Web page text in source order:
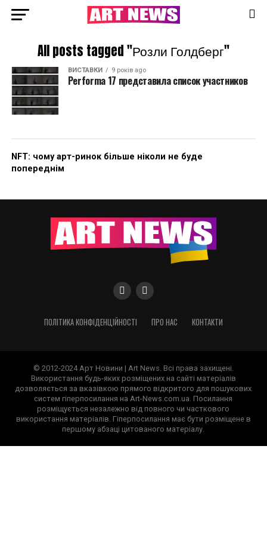
All posts tagged "Розли Голдберг"
ВИСТАВКИ 9 років ago
Performa 17 представила список участников
NFT: чому арт-ринок більше ніколи не буде
попереднім
ПОЛІТИКА КОНФІДЕНЦІЙНОСТІ ПРО НАС КОНТАКТИ
© 2012-2024 Арт Новини | Art News. Всі права захищені.
Використання будь-яких розміщених на сайті матеріалів
дозволяється за вказівкою прямого відкритого для пошукових
систем гіперпосилання на Art-News.com.ua. Посилання
розміщується незалежно від повного чи часткового
використання матеріалів. Гіперпосилання має бути розміщене в
першому абзаці цитованого матеріалу.